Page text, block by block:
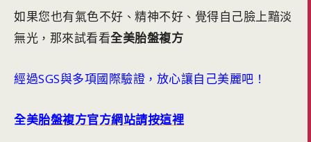
如果您也有氣色不好 、 精神不好 、 覺得自己臉上黯淡
無光 ， 那來試看看全美胎盤複方
經過SGS與多項國際驗證 ， 放心讓自己美麗吧 ！
全美胎盤複方官方網站請按這裡